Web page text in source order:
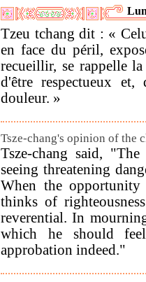
Tzeu tchang dit : «
en face du péril,
recueillir, se rappelle
d'être respectueux
douleur. »
Tsze-chang's opinion of the
Tsze-chang said,
seeing threatening
When the
thinks of
reverential. In
which he should
approbation indeed."